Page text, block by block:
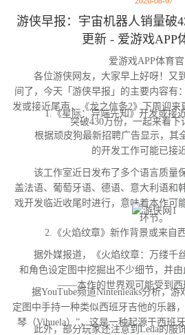
游侠早报：宇宙机器人销量破
更新 - 爱游戏APP
爱游戏APP体育
各位游侠网友，大家早上好呀！又
间了，今天「游侠早报」的主要内容有
发或接近尾声，《龙之信条2》下周迎
突破430万份，一起来看下
1.《星际：异端先知》开发或接近
根据顽皮狗最新招聘广告显示，其全
的开发工作可能已接
该工作室近日发布了多个语言质量
盖法语、葡萄牙语、德语、意大利语和
戏开发临近收尾时进行，意味着本作可
环节。
2.《火焰纹章》新作背景或来自
据外媒报道，《火焰纹章：万缕千
和角色设定图中挖掘出不少细节，并由
——本作的世界观可能受到西
据YouTube频道Nintenleaks分析，游
定图中手持一种类似西班牙吉他的乐器
琴（Vihuela）”，这是一种起源于西班
此外，部分玩家还注意到Leda的服